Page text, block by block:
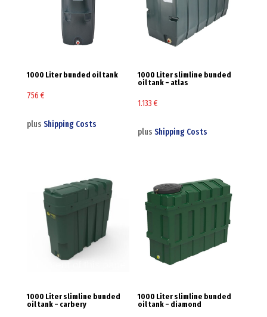
1000 Liter bunded oil tank
756 €
plus Shipping Costs
1000 Liter slimline bunded
oil tank – atlas
1.133€
plusShipping Costs
1000 Liter slimline bunded
oil tank – carbery
1000 Liter slimline bunded
oil tank – diamond